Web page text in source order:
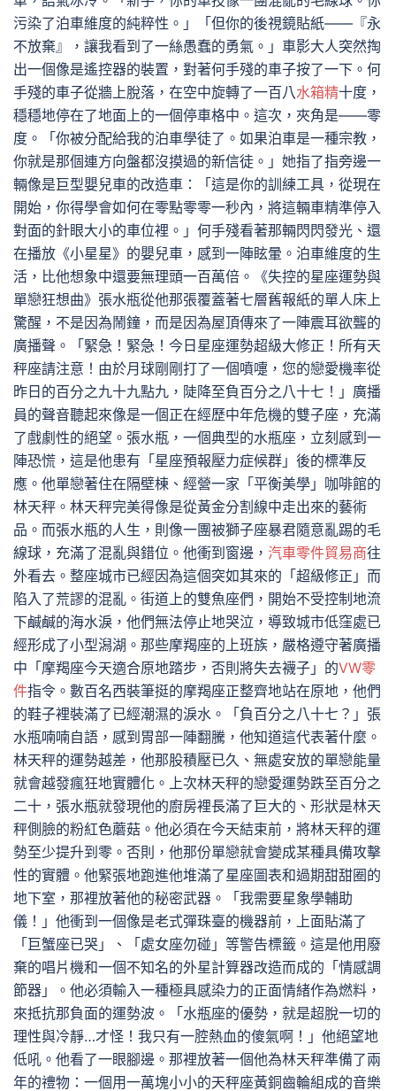
污染了泊車維度的純粹性。」「但你的後視鏡貼紙——『永
不放棄』，讓我看到了一絲愚蠢的勇氣。」車影大人突然掏
出一個像是遙控器的裝置，對著何手殘的車子按了一下。何
手殘的車子從牆上脫落，在空中旋轉了一百八水箱精十度，
穩穩地停在了地面上的一個停車格中。這次，夾角是——零
度。「你被分配給我的泊車學徒了。如果泊車是一種宗教，
你就是那個連方向盤都沒摸過的新信徒。」她指了指旁邊一
輛像是巨型嬰兒車的改造車：「這是你的訓練工具，從現在
開始，你得學會如何在零點零零一秒內，將這輛車精準停入
對面的針眼大小的車位裡。」何手殘看著那輛閃閃發光、還
在播放《小星星》的嬰兒車，感到一陣眩暈。泊車維度的生
活，比他想象中還要無理頭一百萬倍。《失控的星座運勢與
單戀狂想曲》張水瓶從他那張覆蓋著七層舊報紙的單人床上
驚醒，不是因為鬧鐘，而是因為屋頂傳來了一陣震耳欲聾的
廣播聲。「緊急！緊急！今日星座運勢超級大修正！所有天
秤座請注意！由於月球剛剛打了一個噴嚏，您的戀愛機率從
昨日的百分之九十九點九，陡降至負百分之八十七！」廣播
員的聲音聽起來像是一個正在經歷中年危機的雙子座，充滿
了戲劇性的絕望。張水瓶，一個典型的水瓶座，立刻感到一
陣恐慌，這是他患有「星座預報壓力症候群」後的標準反
應。他單戀著住在隔壁棟、經營一家「平衡美學」咖啡館的
林天秤。林天秤完美得像是從黃金分割線中走出來的藝術
品。而張水瓶的人生，則像一團被獅子座暴君隨意亂踢的毛
線球，充滿了混亂與錯位。他衝到窗邊， 汽車零件貿易商往
外看去。整座城市已經因為這個突如其來的「超級修正」而
陷入了荒謬的混亂。街道上的雙魚座們，開始不受控制地流
下鹹鹹的海水淚，他們無法停止地哭泣，導致城市低窪處已
經形成了小型潟湖。那些摩羯座的上班族，嚴格遵守著廣播
中「摩羯座今天適合原地踏步，否則將失去襪子」的VW零
件指令。數百名西裝筆挺的摩羯座正整齊地站在原地，他們
的鞋子裡裝滿了已經潮濕的淚水。「負百分之八十七？」張
水瓶喃喃自語，感到胃部一陣翻騰，他知道這代表著什麼。
林天秤的運勢越差，他那股積壓已久、無處安放的單戀能量
就會越發瘋狂地實體化。上次林天秤的戀愛運勢跌至百分之
二十，張水瓶就發現他的廚房裡長滿了巨大的、形狀是林天
秤側臉的粉紅色蘑菇。他必須在今天結束前，將林天秤的運
勢至少提升到零。否則，他那份單戀就會變成某種具備攻擊
性的實體。他緊張地跑進他堆滿了星座圖表和過期甜甜圈的
地下室，那裡放著他的秘密武器。「我需要星象學輔助
儀！」他衝到一個像是老式彈珠臺的機器前，上面貼滿了
「巨蟹座已哭」、「處女座勿碰」等警告標籤。這是他用廢
棄的唱片機和一個不知名的外星計算器改造而成的「情感調
節器」。他必須輸入一種極具感染力的正面情緒作為燃料，
來抵抗那負面的運勢波。「水瓶座的優勢，就是超脫一切的
理性與冷靜…才怪！我只有一腔熱血的傻氣啊！」他絕望地
低吼。他看了一眼腳邊。那裡放著一個他為林天秤準備了兩
年的禮物：一個用一萬塊小小的天秤座黃銅齒輪組成的音樂